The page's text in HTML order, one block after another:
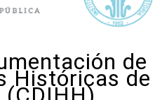
de
Históricas de